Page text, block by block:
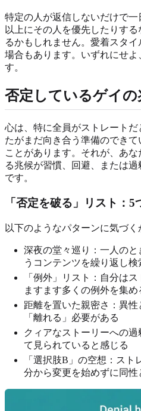
特定の人が返信しないだけで
以上にその人を優先したりす
るかもしれません。愛着スタ
場合もあります。いずれにせ
す。
否定しているゲイの
心は、特に全員がストレート
たがまだ向き合う準備のでき
ことがあります。それが、あ
る兆候が習慣、回避、または
です。
「否定を破る」リスト：
以下のようなパターンに気づく
深夜の堂々巡り：一人の
うコンテンツを繰り返し検
「例外」リスト：自分は
ますます多くの例外を集め
距離を置いた親密さ：異
「離れる」必要がある
クィアなストーリーへの
て見られていると感じる
「選択肢B」の空想：ス
分から変更を始めずに同